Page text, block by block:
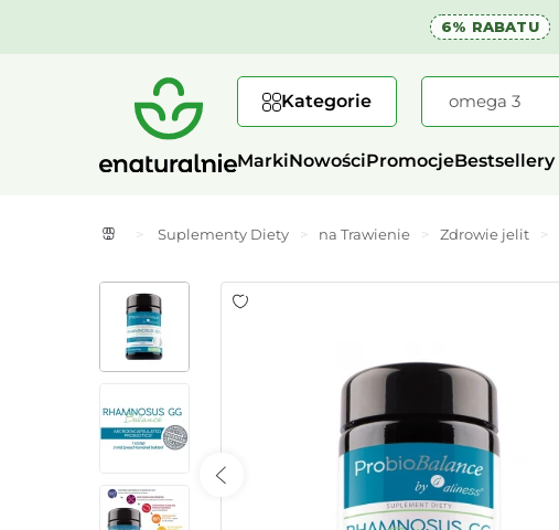
6% RABATU
Kategorie
MarkiNowościPromocjeBestsellery
> Suplementy Diety > na Trawienie > Zdrowie jelit >